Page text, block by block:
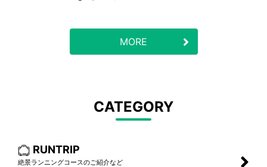
MORE
CATEGORY
RUNTRIP
絶景ランニングコースのご紹介など